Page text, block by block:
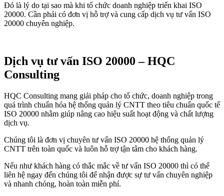
Đó là lý do tại sao mà khi tổ chức doanh nghiệp triển khai ISO
20000. Cần phải có đơn vị hỗ trợ và cung cấp dịch vụ tư vấn ISO
20000 chuyên nghiệp.
Dịch vụ tư vấn ISO 20000 – HQC
Consulting
HQC Consulting mang giải pháp cho tổ chức, doanh nghiệp trong
quá trình chuẩn hóa hệ thống quản lý CNTT theo tiêu chuẩn quốc tế
ISO 20000 nhằm giúp nâng cao hiệu suất hoạt động và chất lượng
dịch vụ.
Chúng tôi là đơn vị chuyên tư vấn ISO 20000 hệ thống quản lý
CNTT trên toàn quốc và luôn hỗ trợ tận tâm cho khách hàng.
Nếu như khách hàng có thắc mắc về tư vấn ISO 20000 thì có thể
liên hệ ngay đến chúng tôi để nhận được sự tư vấn chuyên nghiệp
và nhanh chóng, hoàn toàn miễn phí.